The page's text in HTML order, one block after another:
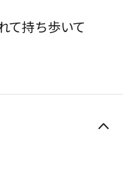
て持ち歩いて